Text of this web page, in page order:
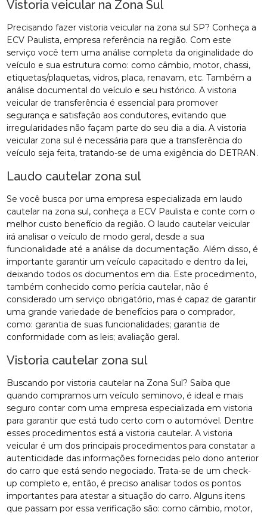
Vistoria veicular na Zona Sul
Precisando fazer vistoria veicular na zona sul SP? Conheça a
ECV Paulista, empresa referência na região. Com este
serviço você tem uma análise completa da originalidade do
veículo e sua estrutura como: como câmbio, motor, chassi,
etiquetas/plaquetas, vidros, placa, renavam, etc. Também a
análise documental do veículo e seu histórico. A vistoria
veicular de transferência é essencial para promover
segurança e satisfação aos condutores, evitando que
irregularidades não façam parte do seu dia a dia. A vistoria
veicular zona sul é necessária para que a transferência do
veículo seja feita, tratando-se de uma exigência do DETRAN.
Laudo cautelar zona sul
Se você busca por uma empresa especializada em laudo
cautelar na zona sul, conheça a ECV Paulista e conte com o
melhor custo benefício da região. O laudo cautelar veicular
irá analisar o veículo de modo geral, desde a sua
funcionalidade até a análise da documentação. Além disso, é
importante garantir um veículo capacitado e dentro da lei,
deixando todos os documentos em dia. Este procedimento,
também conhecido como perícia cautelar, não é
considerado um serviço obrigatório, mas é capaz de garantir
uma grande variedade de benefícios para o comprador,
como: garantia de suas funcionalidades; garantia de
conformidade com as leis; avaliação geral.
Vistoria cautelar zona sul
Buscando por vistoria cautelar na Zona Sul? Saiba que
quando compramos um veículo seminovo, é ideal e mais
seguro contar com uma empresa especializada em vistoria
para garantir que está tudo certo com o automóvel. Dentre
esses procedimentos está a vistoria cautelar. A vistoria
veicular é um dos principais procedimentos para constatar a
autenticidade das informações fornecidas pelo dono anterior
do carro que está sendo negociado. Trata-se de um check-
up completo e, então, é preciso analisar todos os pontos
importantes para atestar a situação do carro. Alguns itens
que passam por essa verificação são: como câmbio, motor,